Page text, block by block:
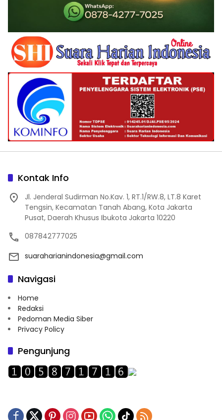
Kontak Info
Jl. Jenderal Sudirman No.Kav. 1, RT.1/RW.8, LT.8 Karet
Tengsin, Kecamatan Tanah Abang, Kota Jakarta
Pusat, Daerah Khusus Ibukota Jakarta 10220
087842777025
suaraharianindonesia@gmail.com
Navigasi
Home
Redaksi
Pedoman Media Siber
Privacy Policy
Pengunjung